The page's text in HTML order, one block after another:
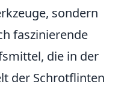
sondern
faszinierende
die in der
der Schrotflinten